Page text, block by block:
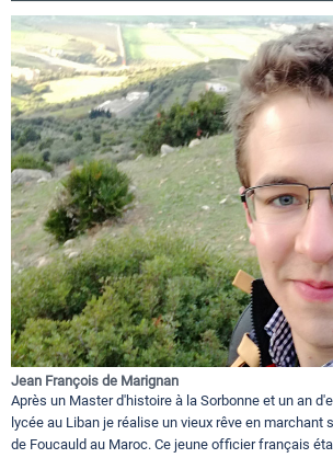
Jean François de Marignan
Après un Master d'histoire à la Sorbonne et un an
lycée au Liban je réalise un vieux rêve en marchant
de Foucauld au Maroc. Ce jeune officier français